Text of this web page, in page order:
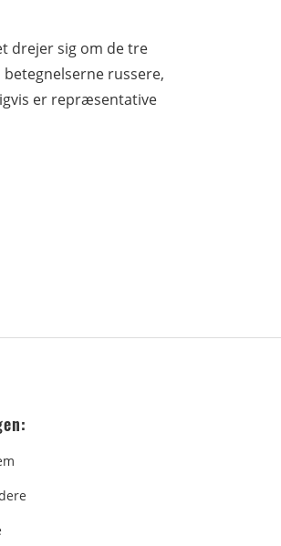
drejer sig om de tre
russere,
er repræsentative